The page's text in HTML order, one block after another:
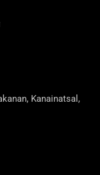
Kanainatsal,